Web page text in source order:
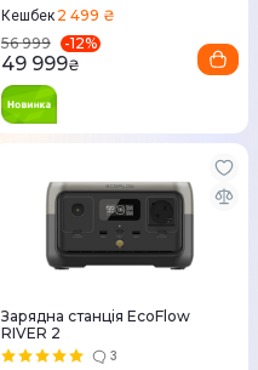
Кешбек 2 499 ₴
56 999
-12%
49 999₴
Зарядна станцiя EcoFlow
RIVER 2
3